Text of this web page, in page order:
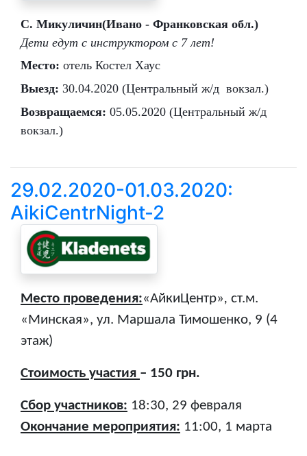
С. Микуличин(Ивано - Франковская обл.)
Дети едут с инструктором с 7 лет!
Место: отель Костел Хаус
Выезд: 30.04.2020 (Центральный ж/д  вокзал.)
Возвращаемся: 05.05.2020 (Центральный ж/д
вокзал.)
29.02.2020-01.03.2020:
AikiCentrNight-2
Место проведения:«АйкиЦентр», ст.м.
«Минская», ул. Маршала Тимошенко, 9 (4
этаж)
Стоимость участия – 150 грн.
Сбор участников: 18:30, 29 февраля
Окончание мероприятия: 11:00, 1 марта